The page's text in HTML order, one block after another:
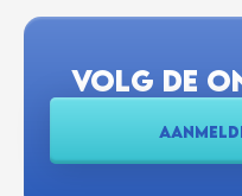
MANON GROFFEN
VOLG DE